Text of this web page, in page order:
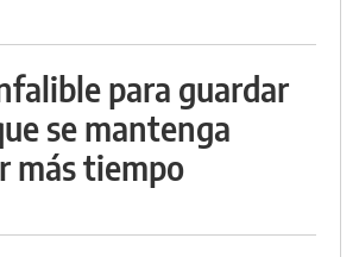
para guardar
se mantenga
más tiempo